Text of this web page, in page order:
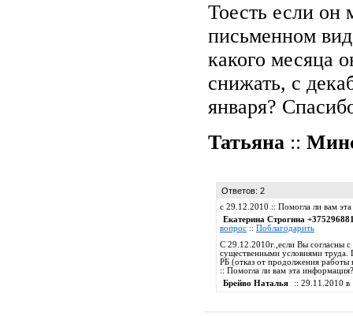
Тоесть если он
письменном
какого месяца
снижать, с
января?
Татьяна ::
Ответов: 2
с 29.12.2010 :: Помогла ли вам
Екатерина Строгина
вопрос :: Поблагодарить
С 29.12.2010г.,если Вы согласны
существенными условиями труда.
РБ (отказ от продолжения работы
:: Помогла ли вам эта
Брейво Наталья
:: 29.11.2010